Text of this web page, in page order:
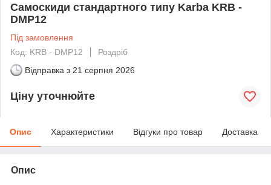
Самоскиди стандартного типу Karba KRB -
DMP12
Під замовлення
Код: KRB - DMP12
Роздріб
Відправка з 21 серпня 2026
Ціну уточнюйте
Опис Характеристики Відгуки про товар Доставка
Опис